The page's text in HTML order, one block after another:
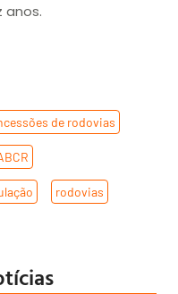
anos.
de rodovias
rodovias